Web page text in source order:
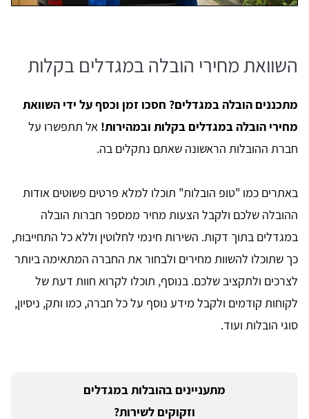
השוואת מחירי הובלה במגדלים בקלות
מתכננים הובלה במגדלים? חסכו זמן וכסף על ידי השוואת
מחירי הובלה במגדלים בקלות ובמהירות! אל תתפשרו על
חברת ההובלות הראשונה שאתם נתקלים בה.
באתרים כמו "טופ הובלות" תוכלו למלא פרטים פשוטים אודות
ההובלה שלכם ולקבל הצעות מחיר ממספר חברות הובלה
במגדלים בתוך דקות. השירות חינמי לחלוטין וללא כל התחייבות,
כך שתוכלו להשוות מחירים ולבחור את החברה המתאימה ביותר
לצרכים ולתקציב שלכם. בנוסף, תוכלו לקרוא חוות דעת של
לקוחות קודמים ולקבל מידע נוסף על כל חברה, כמו ותק, ניסיון,
סוגי הובלות ועוד.
מתעניינים בהובלות במגדלים
וזקוקים לשירות?